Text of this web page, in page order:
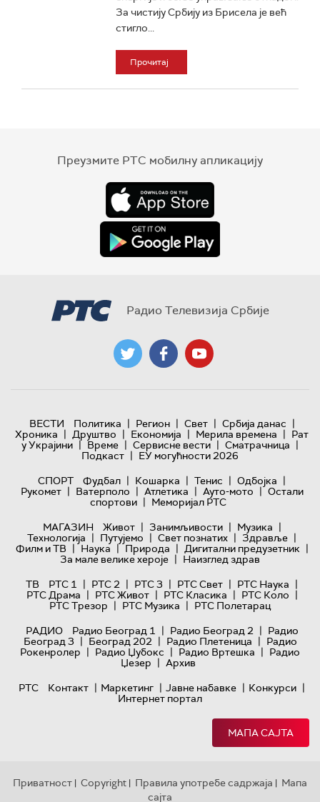
За чистију Србију из Брисела је већ
стигло...
Прочитај
Преузмите РТС мобилну апликацију
Радио Телевизија Србије
ВЕСТИ Политика | Регион | Свет | Србија данас |
Хроника | Друштво | Економија | Мерила времена | Рат
у Украјини | Време | Сервисне вести | Сматрачница |
Подкаст | ЕУ могућности 2026
СПОРТ
Фудбал | Кошарка | Тенис | Одбојка |
Рукомет | Ватерполо | Атлетика | Ауто-мото | Остали
спортови | Меморијал РТС
МАГАЗИН
Живот | Занимљивости | Музика |
Технологијa | Путујемо | Свет познатих | Здравље |
Филм и ТВ | Наука | Природа | Дигитални предузетник |
За мале велике хероје | Наизглед здрав
ТВ
РТС 1 | РТС 2 | РТС 3 | РТС Свет | РТС Наука |
РТС Драма | РТС Живот | РТС Класика | РТС Коло |
РТС Трезор | РТС Музика | РТС Полетарац
РАДИО
Радио Београд 1 | Радио Београд 2 | Радио
Београд 3 | Београд 202 | Радио Плетеница | Радио
Рокенролер | Радио Џубокс | Радио Вртешка | Радио
Џезер | Архив
РТС
Контакт | Маркетинг | Јавне набавке | Конкурси |
Интернет портал
МАПА САЈТА
Приватност | Copyright | Правила употребе садржаја | Мапа
сајта